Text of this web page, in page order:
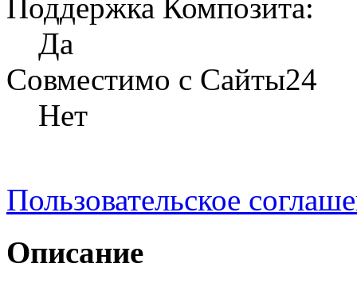
Поддержка Композита:
Да
Совместимо с Сайты24
Нет
Пользовательское
Описание